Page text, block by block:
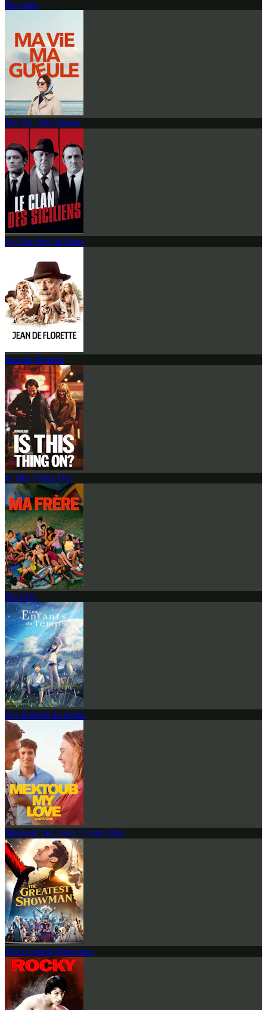
En corps
Ma Vie, Ma Gueule
Le Clan des Siciliens
Jean de Florette
Is This Thing On?
Ma frère
Les Enfants du temps
Mektoub my Love : Canto Due
The Greatest Showman